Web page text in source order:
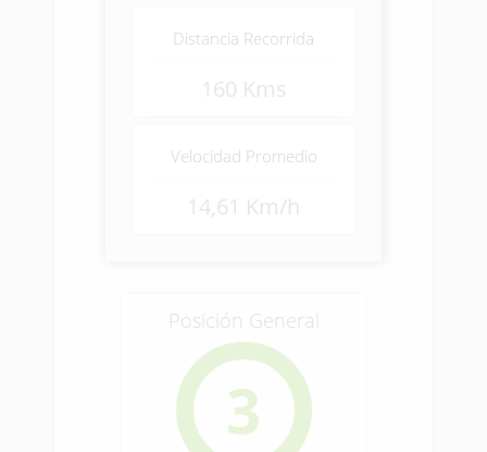
Distancia Recorrida
160 Kms
Velocidad Promedio
14,61 Km/h
Posición General
3